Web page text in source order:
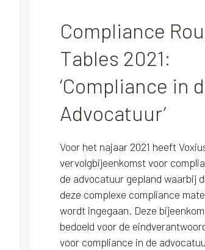
Compliance
Tables 2021:
‘Compliance in
Advocatuur’
Voor het najaar 2021 heeft
vervolgbijeenkomst voor
de advocatuur gepland waarbij
deze complexe compliance
wordt ingegaan. Deze
bedoeld voor de
voor compliance in de